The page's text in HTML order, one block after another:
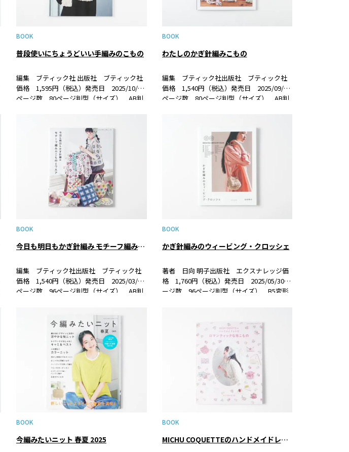
BOOK
普段使いにちょうどいい手編みのこもの
編集 ブティック社 出版社 ブティック社
価格 1,595円（税込）発売日 2025/10/29
ページ数 80ページ判型（サイズ） AB判
BOOK
わたしのかぎ針編みこもの
編集 ブティック社出版社 ブティック社
価格 1,540円（税込）発売日 2025/09/08
ページ数 80ページ判型（サイズ） AB判
BOOK
今日も明日もかぎ針編み モチーフ編みのこものとウエア
編集 ブティック社出版社 ブティック社
価格 1,540円（税込）発売日 2025/03/17
ページ数 96ページ判型（サイズ） AB判
のこものとウエアの…
BOOK
かぎ針編みのウィービング・クロッシェ
著者 日向 明子出版社 エクスナレッジ価
格 1,760円（税込）発売日 2025/05/30ペ
ージ数 96ページ判型（サイズ） B5変形
「ウィービング・クロ…
BOOK
今編みたいニット 春夏 2025
BOOK
MICHU COQUETTEのハンドメイドレシピ ロマンティックな布こもの